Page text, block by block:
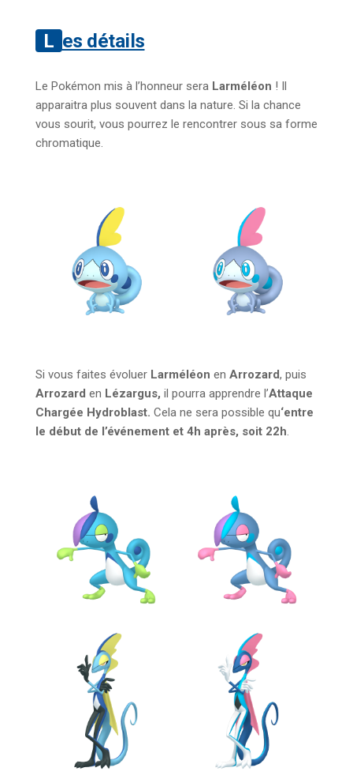
Les détails
Le Pokémon mis à l’honneur sera Larméléon ! Il
apparaitra plus souvent dans la nature. Si la chance
vous sourit, vous pourrez le rencontrer sous sa forme
chromatique.
Si vous faites évoluer Larméléon en Arrozard, puis
Arrozard en Lézargus, il pourra apprendre l’Attaque
Chargée Hydroblast. Cela ne sera possible qu‘entre
le début de l’événement et 4h après, soit 22h.